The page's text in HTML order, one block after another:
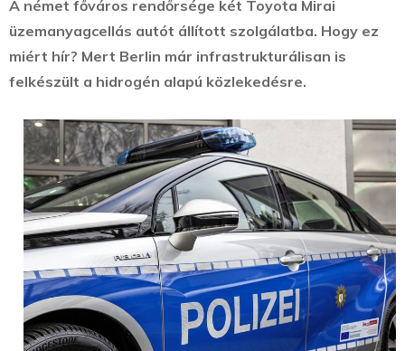
A német főváros rendőrsége két Toyota Mirai
üzemanyagcellás autót állított szolgálatba. Hogy ez
miért hír? Mert Berlin már infrastrukturálisan is
felkészült a hidrogén alapú közlekedésre.